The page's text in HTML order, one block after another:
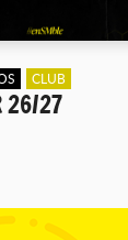
CLUB
26/27